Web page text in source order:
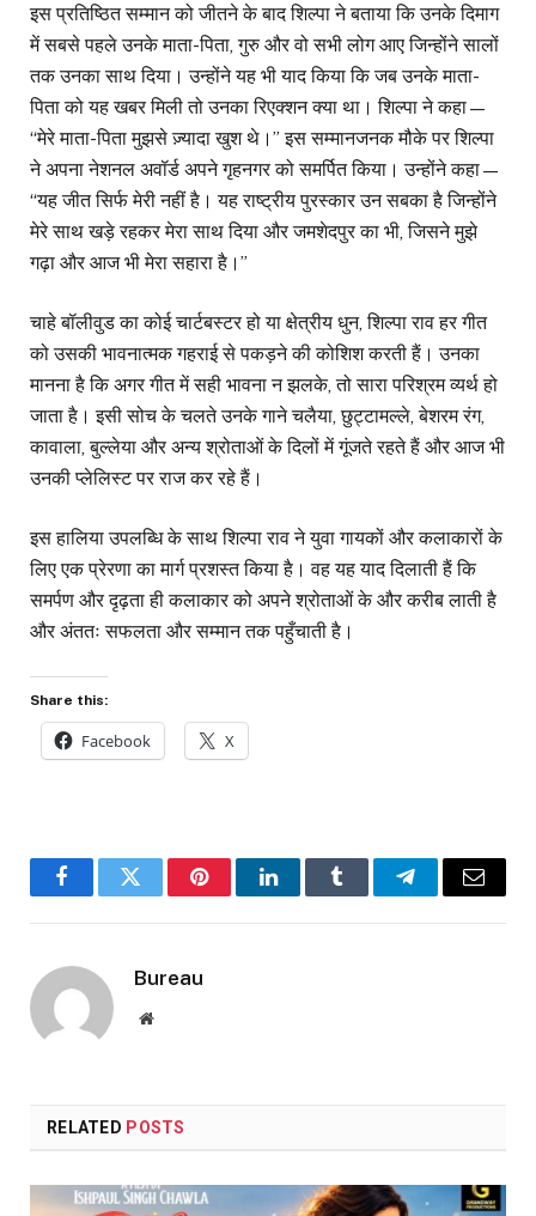
इस प्रतिष्ठित सम्मान को जीतने के बाद शिल्पा ने बताया कि उनके दिमाग
में सबसे पहले उनके माता-पिता, गुरु और वो सभी लोग आए जिन्होंने सालों
तक उनका साथ दिया। उन्होंने यह भी याद किया कि जब उनके माता-
पिता को यह खबर मिली तो उनका रिएक्शन क्या था। शिल्पा ने कहा—
“मेरे माता-पिता मुझसे ज़्यादा खुश थे।” इस सम्मानजनक मौके पर शिल्पा
ने अपना नेशनल अवॉर्ड अपने गृहनगर को समर्पित किया। उन्होंने कहा—
“यह जीत सिर्फ मेरी नहीं है। यह राष्ट्रीय पुरस्कार उन सबका है जिन्होंने
मेरे साथ खड़े रहकर मेरा साथ दिया और जमशेदपुर का भी, जिसने मुझे
गढ़ा और आज भी मेरा सहारा है।”
चाहे बॉलीवुड का कोई चार्टबस्टर हो या क्षेत्रीय धुन, शिल्पा राव हर गीत
को उसकी भावनात्मक गहराई से पकड़ने की कोशिश करती हैं। उनका
मानना है कि अगर गीत में सही भावना न झलके, तो सारा परिश्रम व्यर्थ हो
जाता है। इसी सोच के चलते उनके गाने चलैया, छुट्टामल्ले, बेशरम रंग,
कावाला, बुल्लेया और अन्य श्रोताओं के दिलों में गूंजते रहते हैं और आज भी
उनकी प्लेलिस्ट पर राज कर रहे हैं।
इस हालिया उपलब्धि के साथ शिल्पा राव ने युवा गायकों और कलाकारों के
लिए एक प्रेरणा का मार्ग प्रशस्त किया है। वह यह याद दिलाती हैं कि
समर्पण और दृढ़ता ही कलाकार को अपने श्रोताओं के और करीब लाती है
और अंततः सफलता और सम्मान तक पहुँचाती है।
Share this:
Facebook X
FacebookTwitter PinterestLinkedInTumblr TelegramEmail
Bureau
Website
RELATED POSTS